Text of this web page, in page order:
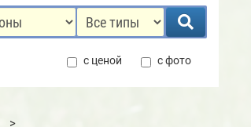
с ценой с фото